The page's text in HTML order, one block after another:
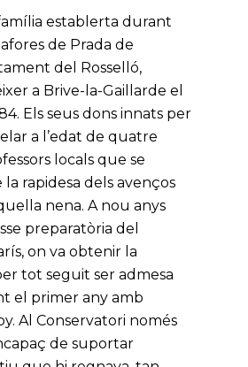
establerta durant
de Prada de
del Rosselló,
a Brive-la-Gaillarde el
Els seus dons innats per
a l’edat de quatre
locals que se
rapidesa dels avenços
nena. A nou anys
preparatòria del
on va obtenir la
tot seguit ser admesa
el primer any amb
Al Conservatori només
de suportar